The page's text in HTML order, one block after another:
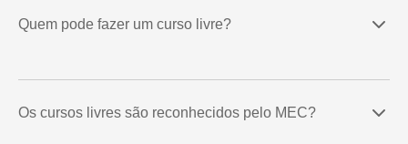
Quem pode fazer um curso livre?
Os cursos livres são reconhecidos pelo MEC?